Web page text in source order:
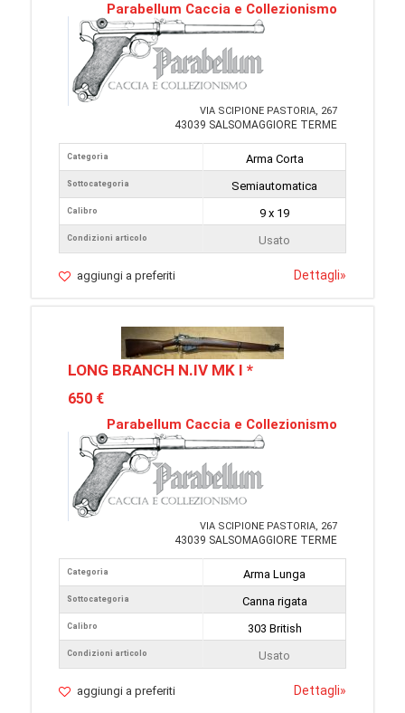
Parabellum Caccia e Collezionismo
VIA SCIPIONE PASTORIA, 267
43039 SALSOMAGGIORE TERME
Categoria
Sottocategoria
Calibro
Condizioni articolo
Arma Corta
Semiautomatica
9 x 19
Usato
aggiungi a preferiti Dettagli»
LONG BRANCH N.IV MK I *
650 €
Parabellum Caccia e Collezionismo
VIA SCIPIONE PASTORIA, 267
43039 SALSOMAGGIORE TERME
Categoria
Sottocategoria
Calibro
Condizioni articolo
Arma Lunga
Canna rigata
303 British
Usato
aggiungi a preferiti Dettagli»